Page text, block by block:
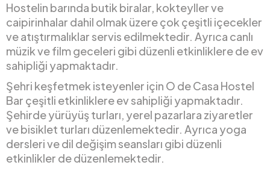
Hostelin barında butik biralar, kokteyller ve
caipirinhalar dahil olmak üzere çok çeşitli içecekler
ve atıştırmalıklar servis edilmektedir. Ayrıca canlı
müzik ve film geceleri gibi düzenli etkinliklere de ev
sahipliği yapmaktadır.
Şehri keşfetmek isteyenler için O de Casa Hostel
Bar çeşitli etkinliklere ev sahipliği yapmaktadır.
Şehirde yürüyüş turları, yerel pazarlara ziyaretler
ve bisiklet turları düzenlemektedir. Ayrıca yoga
dersleri ve dil değişim seansları gibi düzenli
etkinlikler de düzenlemektedir.